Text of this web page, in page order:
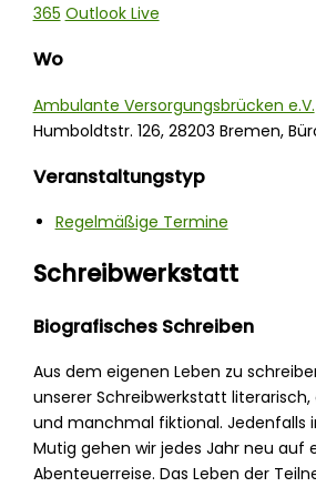
365 Outlook Live
Wo
Ambulante Versorgungsbrücken e.V.
Humboldtstr. 126, 28203 Bremen,
Veranstaltungstyp
Regelmäßige Termine
Schreibwerkstatt
Biografisches Schreiben
Aus dem eigenen Leben zu
unserer Schreibwerkstatt
und manchmal fiktional. Jedenfalls
Mutig gehen wir jedes Jahr neu auf
Abenteuerreise. Das Leben der